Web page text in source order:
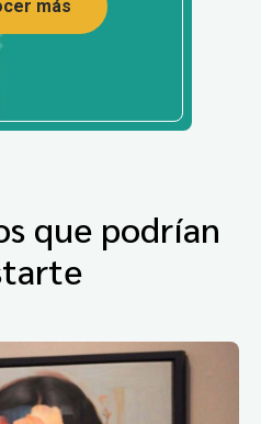
más
que podrían